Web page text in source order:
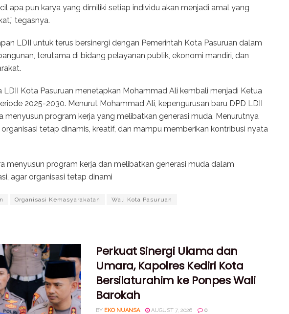
apa pun karya yang dimiliki setiap individu akan menjadi amal yang
tegasnya.
LDII untuk terus bersinergi dengan Pemerintah Kota Pasuruan dalam
terutama di bidang pelayanan publik, ekonomi mandiri, dan
LDII Kota Pasuruan menetapkan Mohammad Ali kembali menjadi Ketua
2025-2030. Menurut Mohammad Ali, kepengurusan baru DPD LDII
menyusun program kerja yang melibatkan generasi muda. Menurutnya
tetap dinamis, kreatif, dan mampu memberikan kontribusi nyata
menyusun program kerja dan melibatkan generasi muda dalam
agar organisasi tetap dinami
Organisasi Kemasyarakatan Wali Kota Pasuruan
Perkuat Sinergi Ulama dan
Umara, Kapolres Kediri Kota
Bersilaturahim ke Ponpes Wali
Barokah
BY EKO NUANSA AUGUST 7, 2026 0